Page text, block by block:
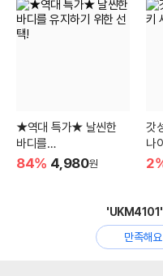
★역대 특가★ 날씬한
바디를
유지하기 위한 선택!
84% 4,980원
갓
나
'UKM4101'
만족해요